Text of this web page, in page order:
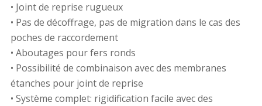
• Joint de reprise rugueux
• Pas de décoffrage, pas de migration dans le cas des
poches de raccordement
• Aboutages pour fers ronds
• Possibilité de combinaison avec des membranes
étanches pour joint de reprise
• Système complet: rigidification facile avec des